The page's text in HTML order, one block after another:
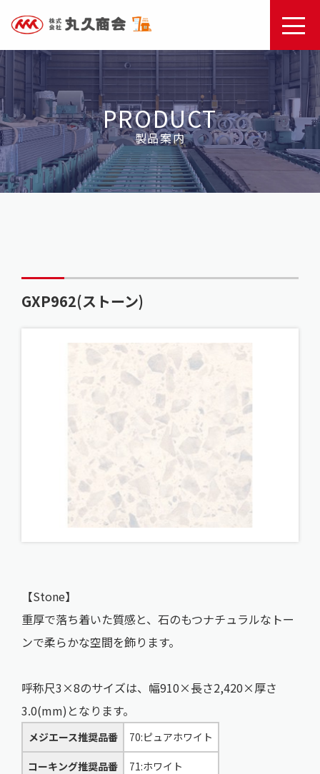
PRODUCT
製品案内
GXP962(ストーン)
【Stone】
重厚で落ち着いた質感と、石のもつナチュラルなトー
ンで柔らかな空間を飾ります。
呼称尺3×8のサイズは、幅910×長さ2,420×厚さ
3.0(mm)となります。
メジエース推奨品番 70:ピュアホワイト
コーキング推奨品番 71:ホワイト